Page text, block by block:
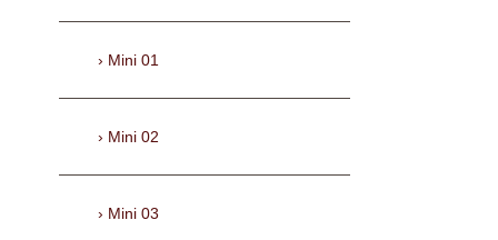
Mini 01
Mini 02
Mini 03